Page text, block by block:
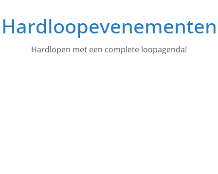
naar
deHardloopevenementen
Hardlopen met een complete loopagenda!